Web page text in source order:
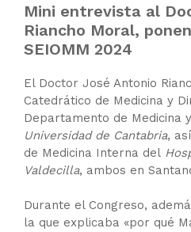
Mini entrevista al
Riancho Moral,
SEIOMM 2024
El Doctor José Antonio
Catedrático de Medicina y
Departamento de Medicina
Universidad de Cantabria,
de Medicina Interna del
Valdecilla, ambos en
Durante el Congreso,
la que explicaba «por qué